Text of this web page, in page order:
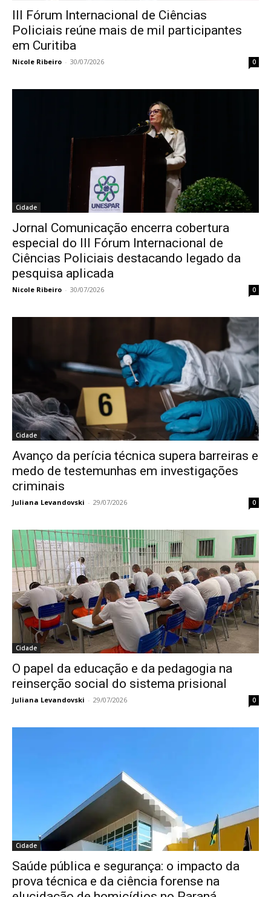
III Fórum Internacional de Ciências
Policiais reúne mais de mil participantes
em Curitiba
Nicole Ribeiro - 30/07/2026 0
Cidade
Jornal Comunicação encerra cobertura
especial do III Fórum Internacional de
Ciências Policiais destacando legado da
pesquisa aplicada
Nicole Ribeiro - 30/07/2026 0
Cidade
Avanço da perícia técnica supera barreiras e
medo de testemunhas em investigações
criminais
Juliana Levandovski - 29/07/2026 0
Cidade
O papel da educação e da pedagogia na
reinserção social do sistema prisional
Juliana Levandovski - 29/07/2026 0
Cidade
Saúde pública e segurança: o impacto da
prova técnica e da ciência forense na